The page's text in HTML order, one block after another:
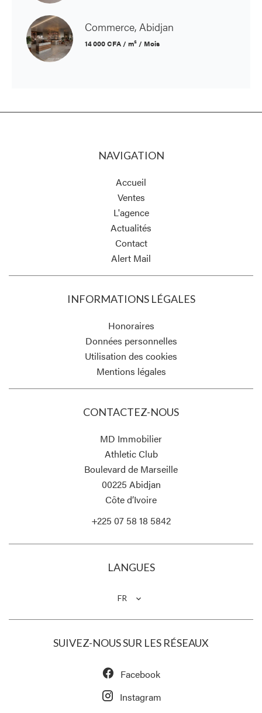
Commerce, Abidjan
14 000 CFA / m² / Mois
NAVIGATION
Accueil
Ventes
L'agence
Actualités
Contact
Alert Mail
INFORMATIONS LÉGALES
Honoraires
Données personnelles
Utilisation des cookies
Mentions légales
CONTACTEZ-NOUS
MD Immobilier
Athletic Club
Boulevard de Marseille
00225 Abidjan
Côte d’Ivoire
+225 07 58 18 5842
LANGUES
FR
SUIVEZ-NOUS SUR LES RÉSEAUX
Facebook
Instagram